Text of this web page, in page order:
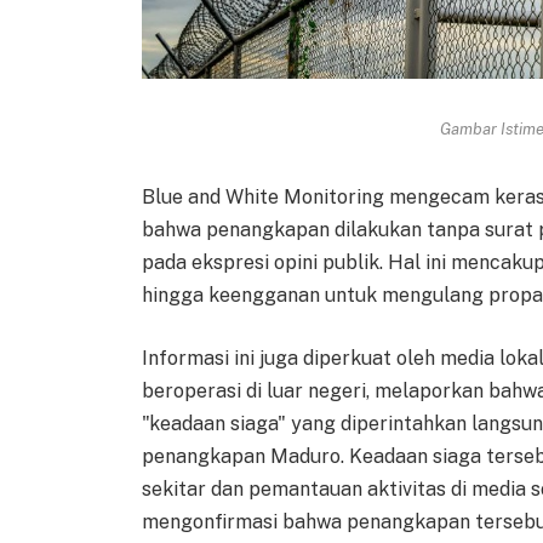
Gambar
Blue and White Monitoring mengecam
bahwa penangkapan dilakukan tanpa
pada ekspresi opini publik. Hal ini
hingga keengganan untuk mengulang
Informasi ini juga diperkuat oleh media
beroperasi di luar negeri, melaporkan
"keadaan siaga" yang diperintahkan
penangkapan Maduro. Keadaan siaga
sekitar dan pemantauan aktivitas di media
mengonfirmasi bahwa penangkapan